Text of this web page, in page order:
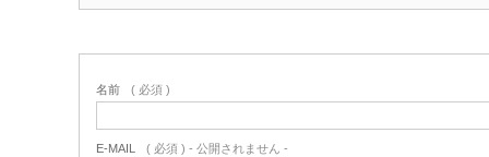
名前 ( 必須 )
E-MAIL ( 必須 ) - 公開されません -